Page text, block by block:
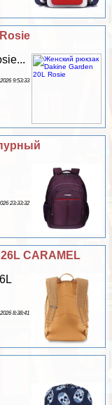
9:53:33
23:33:32
CARAMEL
8:38:41